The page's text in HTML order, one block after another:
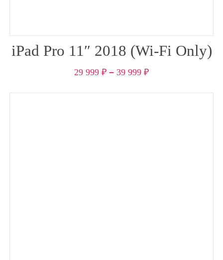
iPad Pro 11″ 2018 (Wi-Fi Only)
29 999 ₽ – 39 999 ₽